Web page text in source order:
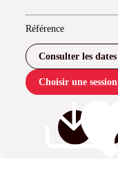
Référence
Consulter les dates
Choisir une session